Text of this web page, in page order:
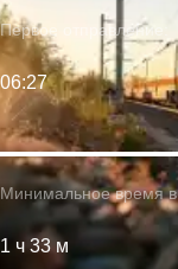
Минимальное время в
1 ч 33 м
Первое отправление:
06:27